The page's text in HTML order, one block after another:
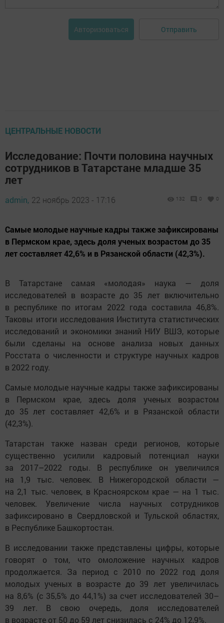
Авторизоваться Отправить
ЦЕНТРАЛЬНЫЕ НОВОСТИ
Исследование: Почти половина научных
сотрудников в Татарстане младше 35
лет
admin, 22 ноябрь 2023 - 17:16 132 0 0
Самые молодые научные кадры также зафиксированы
в Пермском крае, здесь доля ученых возрастом до 35
лет составляет 42,6% и в Рязанской области (42,3%).
В Татарстане самая «молодая» наука — доля
исследователей в возрасте до 35 лет включительно
в республике по итогам 2022 года составила 46,8%.
Таковы итоги исследования Института статистических
исследований и экономики знаний НИУ ВШЭ, которые
были сделаны на основе анализа новых данных
Росстата о численности и структуре научных кадров
в 2022 году.
Самые молодые научные кадры также зафиксированы
в Пермском крае, здесь доля ученых возрастом
до 35 лет составляет 42,6% и в Рязанской области
(42,3%).
Татарстан также назван среди регионов, которые
существенно усилили кадровый потенциал науки
за 2017–2022 годы. В республике он увеличился
на 1,9 тыс. человек. В Нижегородской области —
на 2,1 тыс. человек, в Красноярском крае — на 1 тыс.
человек. Увеличение числа научных сотрудников
зафиксировано в Свердловской и Тульской областях,
в Республике Башкортостан.
В исследовании также представлены цифры, которые
говорят о том, что омоложение научных кадров
продолжается. За период с 2010 по 2022 год доля
молодых ученых в возрасте до 39 лет увеличилась
на 8,6% (с 35,5% до 44,1%) за счет исследователей 30–
39 лет. В свою очередь, доля исследователей
в возрасте от 50 до 59 лет снизилась с 24% до 12,9%.